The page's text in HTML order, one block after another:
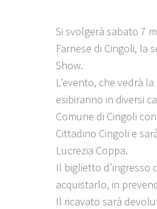
Si svolgerà sabato 7
Farnese di Cingoli, la
Show.
L’evento, che vedrà
esibiranno in diversi
Comune di Cingoli
Cittadino Cingoli e
Lucrezia Coppa.
Il biglietto d’ingresso
acquistarlo, in
Il ricavato sarà